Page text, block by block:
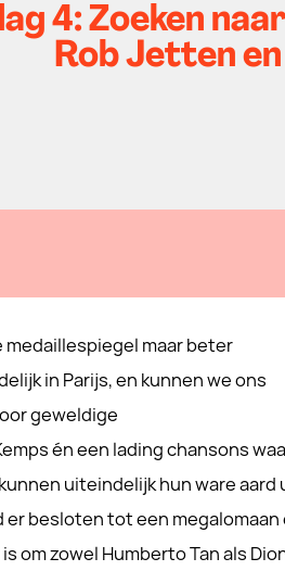
4: Zoeken
Rob Jetten
medaillespiegel maar beter
in Parijs, en kunnen we ons
geweldige
én een lading chansons
uiteindelijk hun ware
er besloten tot een
om zowel Humberto Tan als